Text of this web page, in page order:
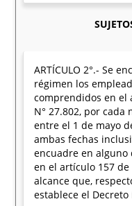
ARTÍCULO 2°.- Se
régimen los
comprendidos en el
N° 27.802, por
entre el 1 de mayo
ambas fechas
encuadre en alguno
en el artículo 157
alcance que,
establece el Decreto